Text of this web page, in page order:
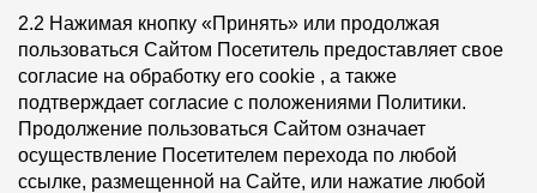
Вопрос-ответ/Faq
Статьи
Сервисы
2.2 Нажимая кнопку «Принять» или продолжая
пользоваться Сайтом Посетитель предоставляет свое
согласие на обработку его cookie , а также
подтверждает согласие с положениями Политики.
Продолжение пользоваться Сайтом означает
осуществление Посетителем перехода по любой
ссылке, размещенной на Сайте, или нажатие любой